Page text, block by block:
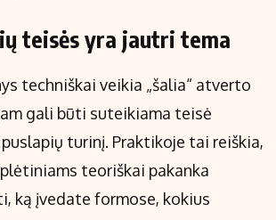
teisės yra jautri tema
techniškai veikia „šalia“ atverto
gali būti suteikiama teisė
turinį. Praktikoje tai reiškia,
teoriškai pakanka
ką įvedate formose, kokius